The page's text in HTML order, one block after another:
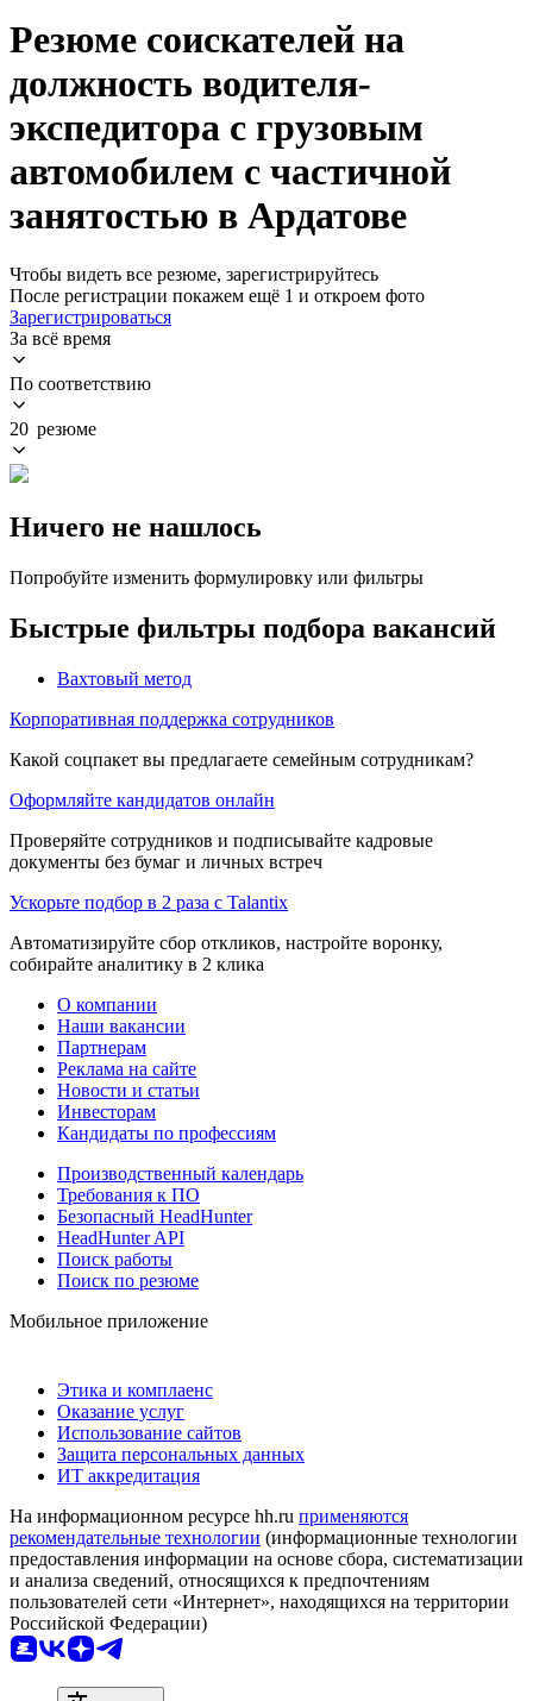
Резюме соискателей на
должность водителя-
экспедитора с грузовым
автомобилем с частичной
занятостью в Ардатове
Чтобы видеть все резюме, зарегистрируйтесь
После регистрации покажем ещё 1 и откроем фото
Зарегистрироваться
За всё время
По соответствию
20 резюме
Ничего не нашлось
Попробуйте изменить формулировку или фильтры
Быстрые фильтры подбора вакансий
Вахтовый метод
Корпоративная поддержка сотрудников
Какой соцпакет вы предлагаете семейным сотрудникам?
Оформляйте кандидатов онлайн
Проверяйте сотрудников и подписывайте кадровые
документы без бумаг и личных встреч
Ускорьте подбор в 2 раза с Talantix
Автоматизируйте сбор откликов, настройте воронку,
собирайте аналитику в 2 клика
О компании
Наши вакансии
Партнерам
Реклама на сайте
Новости и статьи
Инвесторам
Кандидаты по профессиям
Производственный календарь
Требования к ПО
Безопасный HeadHunter
HeadHunter API
Поиск работы
Поиск по резюме
Мобильное приложение
Этика и комплаенс
Оказание услуг
Использование сайтов
Защита персональных данных
ИТ аккредитация
На информационном ресурсе hh.ru применяются
рекомендательные технологии (информационные технологии
предоставления информации на основе сбора, систематизации
и анализа сведений, относящихся к предпочтениям
пользователей сети «Интернет», находящихся на территории
Российской Федерации)